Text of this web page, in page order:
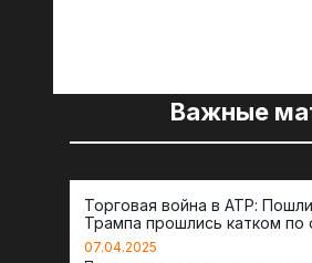
Важные
Торговая война в АТР:
Трампа прошлись катком по
региона
07.04.2025